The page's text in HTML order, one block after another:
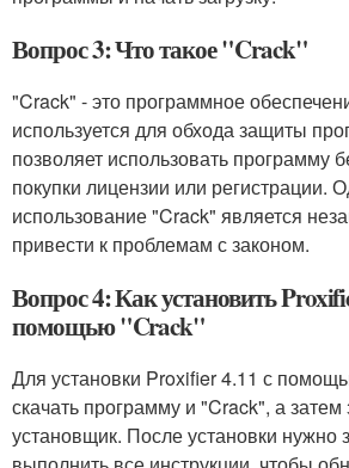
Вопрос 3: Что такое "Crack"
"Crack" - это программное
используется для обхода защиты
позволяет использовать программу
покупки лицензии или регистрации.
использование "Crack" является
привести к проблемам с законом.
Вопрос 4: Как установить
помощью "Crack"
Для установки Proxifier 4.11 с
скачать программу и "Crack", а затем
установщик. После установки нужно